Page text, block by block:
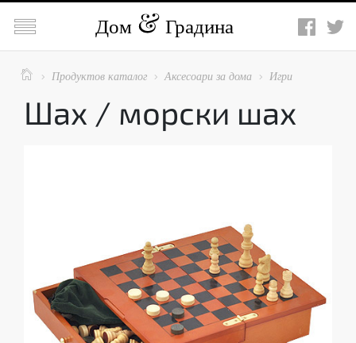
 Дом Градина
  Продуктов каталог  Аксесоари за дома  Игри
Шах / морски шах